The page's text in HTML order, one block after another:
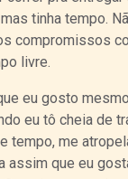
tinha tempo.
compromissos
livre.
eu gosto
eu tô cheia de
tempo, me
assim que eu